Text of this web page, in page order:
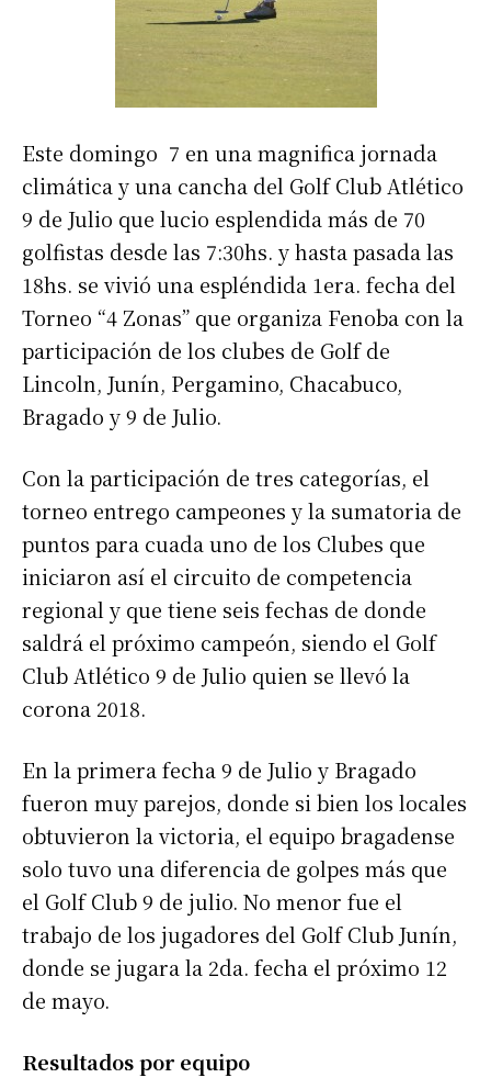
Este domingo 7 en una magnifica jornada
climática y una cancha del Golf Club Atlético
9 de Julio que lucio esplendida más de 70
golfistas desde las 7:30hs. y hasta pasada las
18hs. se vivió una espléndida 1era. fecha del
Torneo “4 Zonas” que organiza Fenoba con la
participación de los clubes de Golf de
Lincoln, Junín, Pergamino, Chacabuco,
Bragado y 9 de Julio.
Con la participación de tres categorías, el
torneo entrego campeones y la sumatoria de
puntos para cuada uno de los Clubes que
iniciaron así el circuito de competencia
regional y que tiene seis fechas de donde
saldrá el próximo campeón, siendo el Golf
Club Atlético 9 de Julio quien se llevó la
corona 2018.
En la primera fecha 9 de Julio y Bragado
fueron muy parejos, donde si bien los locales
obtuvieron la victoria, el equipo bragadense
solo tuvo una diferencia de golpes más que
el Golf Club 9 de julio. No menor fue el
trabajo de los jugadores del Golf Club Junín,
donde se jugara la 2da. fecha el próximo 12
de mayo.
Resultados por equipo